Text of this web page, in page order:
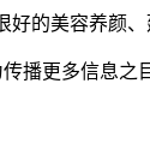
美容养颜、
播更多信息之